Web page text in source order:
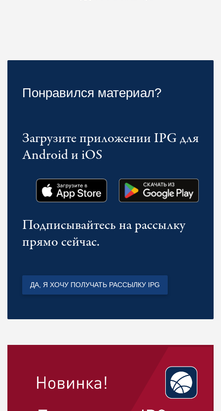
Понравился материал?
Загрузите приложении IPG для
Android и iOS
Подписывайтесь на рассылку
прямо сейчас.
ДА, Я ХОЧУ ПОЛУЧАТЬ РАССЫЛКУ IPG